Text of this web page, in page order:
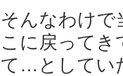
そんなわけで
こに戻って
て…としてい